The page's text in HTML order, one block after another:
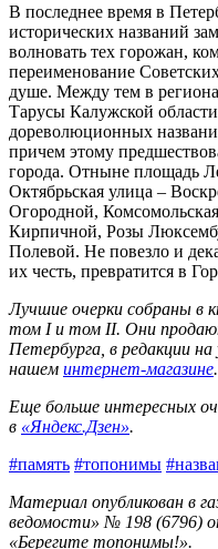
В последнее время в
исторических названий
волновать тех горожан,
переименование
душе. Между тем в
Тарусы Калужской
дореволюционных
причем этому
города. Отныне площадь
Октябрьская улица –
Огородной,
Кирпичной, Розы
Полевой. Не повезло и
их честь, превратится в
Лучшие очерки собраны в
том I и том II. Они
Петербурга, в редакции
нашем интернет-магазине.
Еще больше интересных
в «Яндекс.Дзен».
#память #топонимы
Материал опубликован в
ведомости» № 198 (6796)
«Берегите топонимы!».